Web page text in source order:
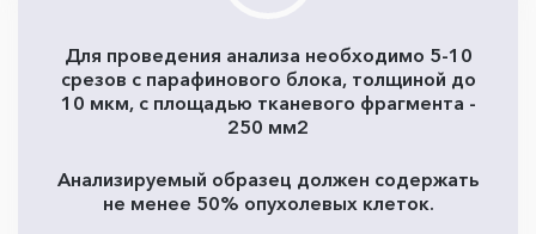
Для проведения анализа необходимо 5-10
срезов с парафинового блока, толщиной до
10 мкм, с площадью тканевого фрагмента -
250 мм2
Анализируемый образец должен содержать
не менее 50% опухолевых клеток.